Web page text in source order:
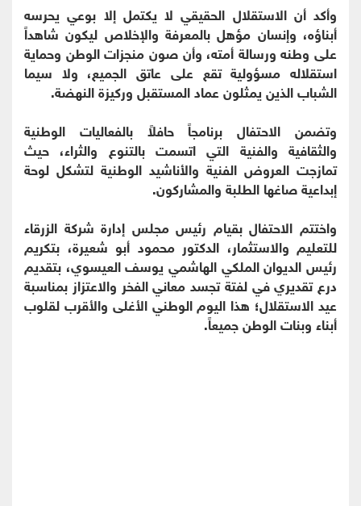
وأكد أن الاستقلال الحقيقي لا يكتمل إلا بوعي يحرسه
أبناؤه، وإنسان مؤهل بالمعرفة والإخلاص ليكون شاهداً
على وطنه ورسالة أمته، وأن صون منجزات الوطن وحماية
استقلاله مسؤولية تقع على عاتق الجميع، ولا سيما
الشباب الذين يمثلون عماد المستقبل وركيزة النهضة.
وتضمن الاحتفال برنامجاً حافلاً بالفعاليات الوطنية
والثقافية والفنية التي اتسمت بالتنوع والثراء، حيث
تمازجت العروض الفنية والأناشيد الوطنية لتشكل لوحة
إبداعية صاغها الطلبة والمشاركون.
واختتم الاحتفال بقيام رئيس مجلس إدارة شركة الزرقاء
للتعليم والاستثمار، الدكتور محمود أبو شعيرة، بتكريم
رئيس الديوان الملكي الهاشمي يوسف العيسوي، بتقديم
درع تقديري في لفتة تجسد معاني الفخر والاعتزاز بمناسبة
عيد الاستقلال؛ هذا اليوم الوطني الأغلى والأقرب لقلوب
أبناء وبنات الوطن جميعاً.